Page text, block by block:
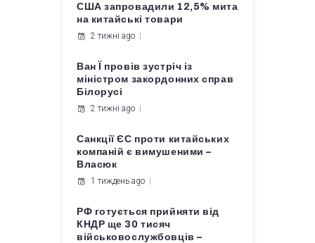
США запровадили 12,5% мита
на китайські товари
2 тижні ago
Ван Ї провів зустріч із
міністром закордонних справ
Білорусі
2 тижні ago
Санкції ЄС проти китайських
компаній є вимушеними –
Власюк
1 тиждень ago
РФ готується прийняти від
КНДР ще 30 тисяч
військовослужбовців –